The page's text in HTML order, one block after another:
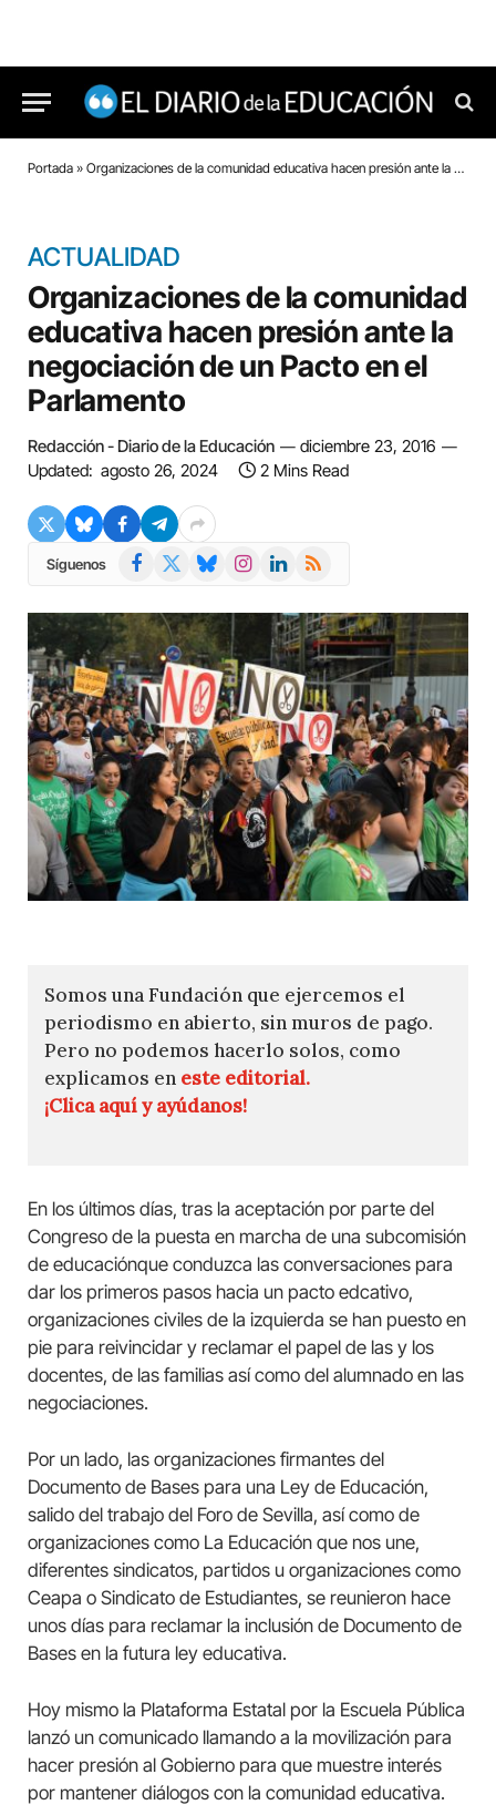
Portada » Organizaciones de la comunidad educativa hacen presión ante la negociación de un Pacto en el Parlamento
ACTUALIDAD
Organizaciones de la comunidad
educativa hacen presión ante la
negociación de un Pacto en el
Parlamento
Redacción - Diario de la Educación
diciembre 23, 2016
Updated: agosto 26, 2024 2 Mins Read
Síguenos Facebook BlueskyInstagramLinkedIn
RSS
Somos una Fundación que ejercemos el
periodismo en abierto, sin muros de pago.
Pero no podemos hacerlo solos, como
explicamos en este editorial.
¡Clica aquí y ayúdanos!
En los últimos días, tras la aceptación por parte del
Congreso de la puesta en marcha de una subcomisión
de educaciónque conduzca las conversaciones para
dar los primeros pasos hacia un pacto edcativo,
organizaciones civiles de la izquierda se han puesto en
pie para reivincidar y reclamar el papel de las y los
docentes, de las familias así como del alumnado en las
negociaciones.
Por un lado, las organizaciones firmantes del
Documento de Bases para una Ley de Educación,
salido del trabajo del Foro de Sevilla, así como de
organizaciones como La Educación que nos une,
diferentes sindicatos, partidos u organizaciones como
Ceapa o Sindicato de Estudiantes, se reunieron hace
unos días para reclamar la inclusión de Documento de
Bases en la futura ley educativa.
Hoy mismo la Plataforma Estatal por la Escuela Pública
lanzó un comunicado llamando a la movilización para
hacer presión al Gobierno para que muestre interés
por mantener diálogos con la comunidad educativa.